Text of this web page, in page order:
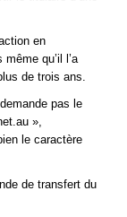
en
qu’il l’a
de trois ans.
pas le
»,
le caractère
de transfert du